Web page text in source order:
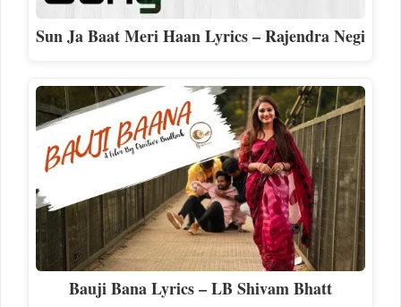
Sun Ja Baat Meri Haan Lyrics – Rajendra Negi
Bauji Bana Lyrics – LB Shivam Bhatt